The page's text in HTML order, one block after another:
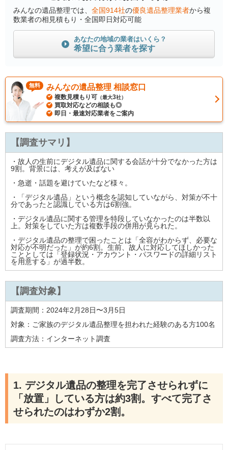
みんなの遺品整理では、 全国914社の優良遺品整理業者から複
数業者の相見積もり・全国即日対応可能
あなたの地域の業者はいくら？
希望に合う業者を探す
無料 みんなの遺品整理 相談窓口
複数見積もり可 （最大3社）
買取対応などの相談も◎
即日・最速対応業者をご案内
【調査サマリ】
・故人の生前にデジタル遺品に関する会話が十分でなかった方は
9割。背景には、考えが及ばない
・急逝・話題を避けていたなど様々。
・「デジタル遺品」という概念を認知していながら、対策が不十
分であったと認識している方は6割強。
・デジタル遺品に関する管理を特段していなかったのは半数以
上。対策をしていた方は複数手段の併用が見られた。
・デジタル遺品の整理で困ったことは「全容がわからず、必要な
対応が不明だった」が約6割。生前、故人に対応してほしかった
こととしては「登録状況・アカウント・パスワードの詳細リスト
を用意する」が過半数。
【調査対象】
調査期間：2024年2月28日〜3月5日
対象：ご家族のデジタル遺品整理を担われた経験のある方100名
調査方法：インターネット調査
1. デジタル遺品の整理を完了させられずに
「放置」している方は約3割。すべて完了さ
せられたのはわずか2割。